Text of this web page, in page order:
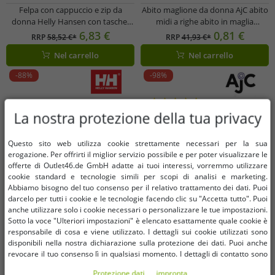
Felpa con cappuccio e zip da
donna Helly Hansen con tasche,
280 g/m², 79217_990, nera
RRP58,52 €* 6,83 €
Nel carrello
Abito maglione da donna AjC abito
midi a righe abito in maglia
12705661 grigio
RRP41,93 €* 0,81 €
Nel carrello
-88% -98%
La nostra protezione della tua privacy
Questo sito web utilizza cookie strettamente necessari per la sua
erogazione. Per offrirti il ​​miglior servizio possibile e per poter visualizzare le
offerte di Outlet46.de GmbH adatte ai tuoi interessi, vorremmo utilizzare
cookie standard e tecnologie simili per scopi di analisi e marketing.
Abbiamo bisogno del tuo consenso per il relativo trattamento dei dati. Puoi
darcelo per tutti i cookie e le tecnologie facendo clic su "Accetta tutto". Puoi
anche utilizzare solo i cookie necessari o personalizzare le tue impostazioni.
Sotto la voce "Ulteriori impostazioni" è elencato esattamente quale cookie è
responsabile di cosa e viene utilizzato. I dettagli sui cookie utilizzati sono
disponibili nella nostra dichiarazione sulla protezione dei dati. Puoi anche
revocare il tuo consenso lì in qualsiasi momento. I dettagli di contatto sono
Protezione dati impronta